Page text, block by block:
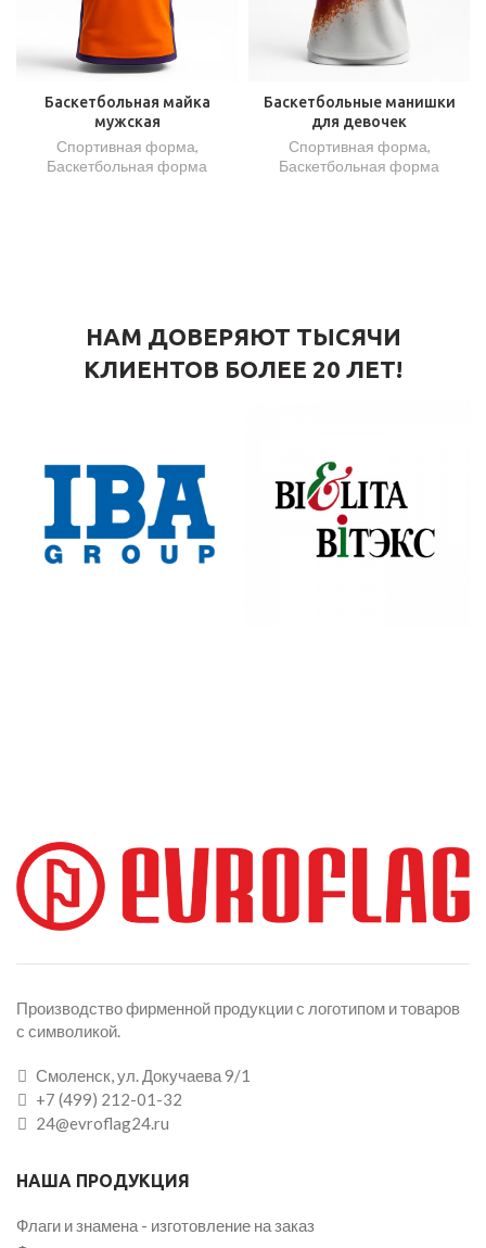
Баскетбольная майка
мужская
Спортивная форма,
Баскетбольная форма
Баскетбольные манишки
для девочек
Спортивная форма,
Баскетбольная форма
НАМ ДОВЕРЯЮТ ТЫСЯЧИ
КЛИЕНТОВ БОЛЕЕ 20 ЛЕТ!
Производство фирменной продукции с логотипом и товаров
с символикой.
Смоленск, ул. Докучаева 9/1
+7 (499) 212-01-32
24@evroflag24.ru
НАША ПРОДУКЦИЯ
Флаги и знамена - изготовление на заказ